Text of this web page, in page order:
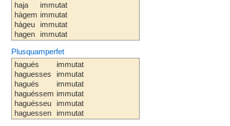
haja
hàgem
hàgeu
hagen
immutat
immutat
immutat
immutat
Plusquamperfet
hagués
haguesses
hagués
haguéssem
haguésseu
haguessen
immutat
immutat
immutat
immutat
immutat
immutat